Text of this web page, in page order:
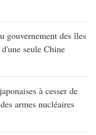
gouvernement des îles
seule Chine
à cesser de
armes nucléaires